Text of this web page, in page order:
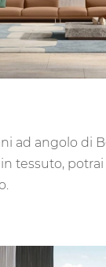
ad angolo di
tessuto,